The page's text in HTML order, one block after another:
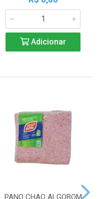
Adicionar
PANO CHAO ALGOBOM